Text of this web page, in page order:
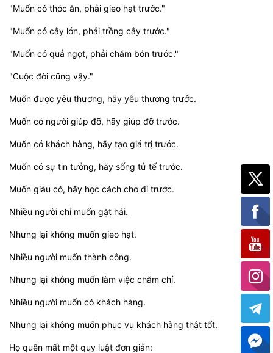
"Muốn có thóc ăn, phải gieo hạt trước."
"Muốn có cây lớn, phải trồng cây trước."
"Muốn có quả ngọt, phải chăm bón trước."
"Cuộc đời cũng vậy."
Muốn được yêu thương, hãy yêu thương trước.
Muốn có người giúp đỡ, hãy giúp đỡ trước.
Muốn có khách hàng, hãy tạo giá trị trước.
Muốn có sự tin tưởng, hãy sống tử tế trước.
Muốn giàu có, hãy học cách cho đi trước.
Nhiều người chỉ muốn gặt hái.
Nhưng lại không muốn gieo hạt.
Nhiều người muốn thành công.
Nhưng lại không muốn làm việc chăm chỉ.
Nhiều người muốn có khách hàng.
Nhưng lại không muốn phục vụ khách hàng thật tốt.
Họ quên mất một quy luật đơn giản: